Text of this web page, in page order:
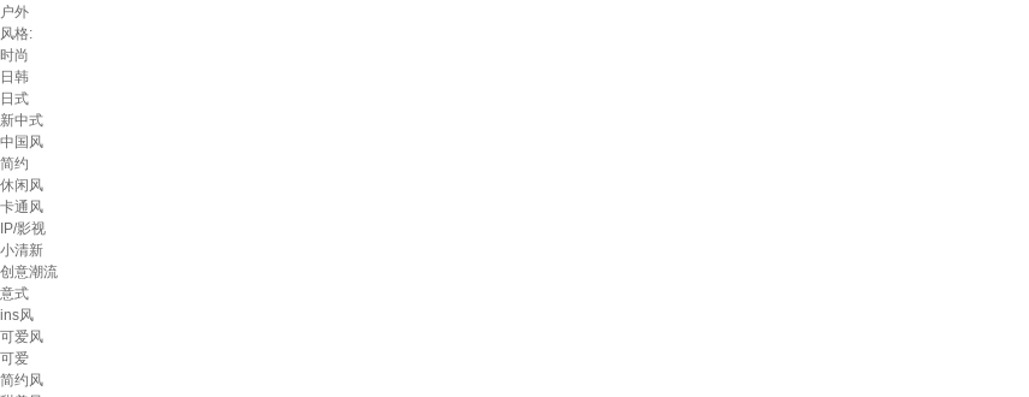
户外
风格:
时尚
日韩
日式
新中式
中国风
简约
休闲风
卡通风
IP/影视
小清新
创意潮流
意式
ins风
可爱风
可爱
简约风